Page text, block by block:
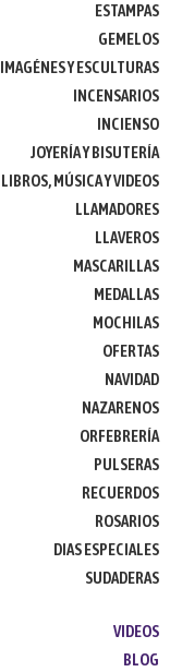
ESTAMPAS
GEMELOS
IMAGÉNES Y ESCULTURAS
INCENSARIOS
INCIENSO
JOYERÍA Y BISUTERÍA
LIBROS, MÚSICA Y VIDEOS
LLAMADORES
LLAVEROS
MASCARILLAS
MEDALLAS
MOCHILAS
OFERTAS
NAVIDAD
NAZARENOS
ORFEBRERÍA
PULSERAS
RECUERDOS
ROSARIOS
DIAS ESPECIALES
SUDADERAS
VIDEOS
BLOG